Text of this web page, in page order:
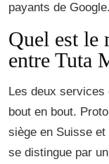
payants de Google.
Quel est le
entre Tuta
Les deux services
bout en bout.
siège en Suisse
se distingue par